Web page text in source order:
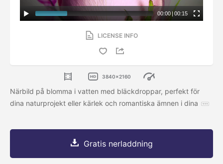
00:00| 00:15
LICENSE INFO
3840x2160
Närbild på blomma i vatten med bläckdroppar, perfekt för
dina naturprojekt eller kärlek och romantiska ämnen i dina
Gratis nerladdning